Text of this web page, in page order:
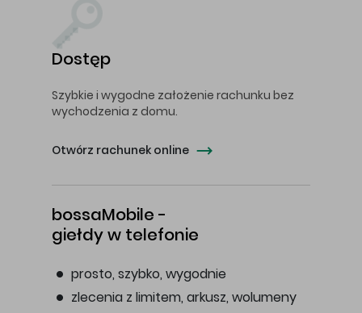
Dostęp
Szybkie i wygodne założenie rachunku bez
wychodzenia z domu.
Otwórz rachunek online
bossaMobile -
giełdy w telefonie
prosto, szybko, wygodnie
zlecenia z limitem, arkusz, wolumeny